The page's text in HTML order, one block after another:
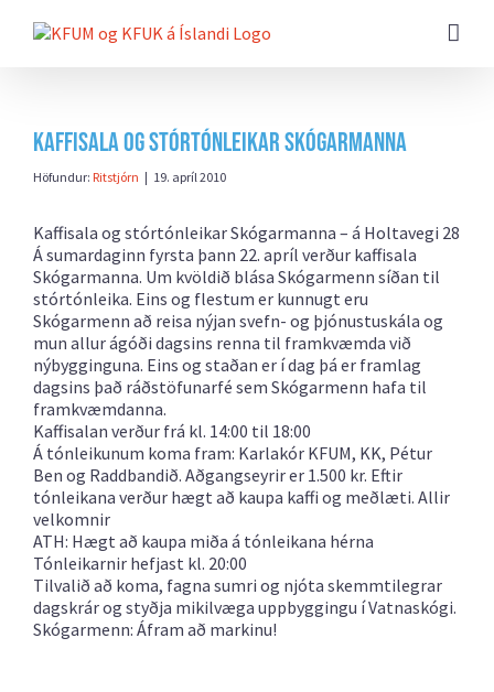
beint
Kaffisala og stórtónleikar Skógarmanna
Höfundur: Ritstjórn | 19. apríl 2010
Kaffisala og stórtónleikar Skógarmanna – á Holtavegi 28
Á sumardaginn fyrsta þann 22. apríl verður kaffisala
Skógarmanna. Um kvöldið blása Skógarmenn síðan til
stórtónleika. Eins og flestum er kunnugt eru
Skógarmenn að reisa nýjan svefn- og þjónustuskála og
mun allur ágóði dagsins renna til framkvæmda við
nýbygginguna. Eins og staðan er í dag þá er framlag
dagsins það ráðstöfunarfé sem Skógarmenn hafa til
framkvæmdanna.
Kaffisalan verður frá kl. 14:00 til 18:00
Á tónleikunum koma fram: Karlakór KFUM, KK, Pétur
Ben og Raddbandið. Aðgangseyrir er 1.500 kr. Eftir
tónleikana verður hægt að kaupa kaffi og meðlæti. Allir
velkomnir
ATH: Hægt að kaupa miða á tónleikana hérna
Tónleikarnir hefjast kl. 20:00
Tilvalið að koma, fagna sumri og njóta skemmtilegrar
dagskrár og styðja mikilvæga uppbyggingu í Vatnaskógi.
Skógarmenn: Áfram að markinu!